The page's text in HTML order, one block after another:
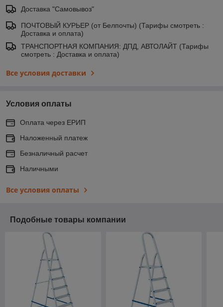
Доставка "Самовывоз"
ПОЧТОВЫЙ КУРЬЕР (от Белпочты) (Тарифы смотреть :
Доставка и оплата)
ТРАНСПОРТНАЯ КОМПАНИЯ: ДПД, АВТОЛАЙТ (Тарифы
смотреть : Доставка и оплата)
Все условия доставки
Условия оплаты
Оплата через ЕРИП
Наложенный платеж
Безналичный расчет
Наличными
Все условия оплаты
Подобные товары компании